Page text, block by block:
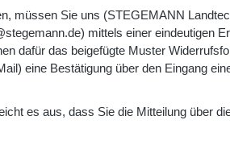
müssen Sie uns (STEGEMANN
mittels einer eindeutigen
dafür das beigefügte Muster
eine Bestätigung über den Eingang
es aus, dass Sie die Mitteilung über